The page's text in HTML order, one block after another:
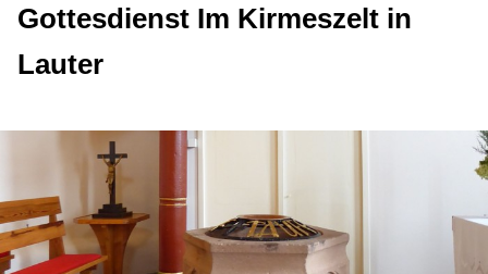
Gottesdienst Im Kirmeszelt in
Lauter